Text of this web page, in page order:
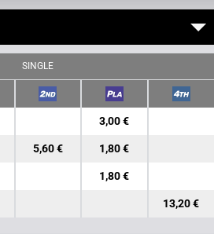
SINGLE
3,00 €
5,60 € 1,80 €
1,80 €
13,20 €